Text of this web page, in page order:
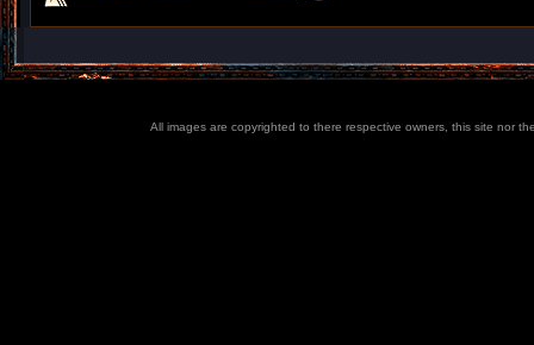
All images are copyrighted to there respective owners, this site nor